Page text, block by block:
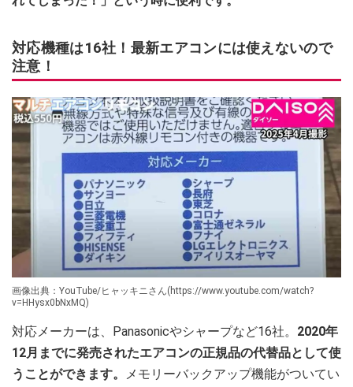
対応機種は16社！最新エアコンには使えないので
注意！
画像出典：YouTube/ヒャッキニさん(https://www.youtube.com/watch?
v=HHysx0bNxMQ)
対応メーカーは、Panasonicやシャープなど16社。 2020年
12月までに発売されたエアコンの正規品の代替品として使
うことができます。
メモリーバックアップ機能がついてい